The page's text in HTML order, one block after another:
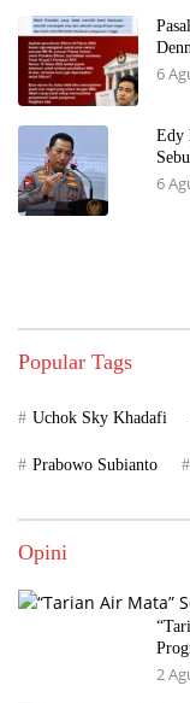
6
Edy
6
Popular Tags
Uchok Sky Khadafi
Prabowo Subianto
Opini
2